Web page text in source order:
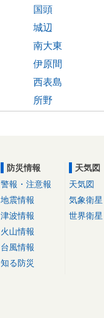
国頭
城辺
南大東
伊原間
西表島
所野
防災情報
警報・注意報
地震情報
津波情報
火山情報
台風情報
知る防災
天気図
天気図
気象衛星
世界衛星